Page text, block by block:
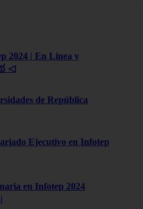
◁
de República
Ejecutivo en Infotep
en Infotep 2024